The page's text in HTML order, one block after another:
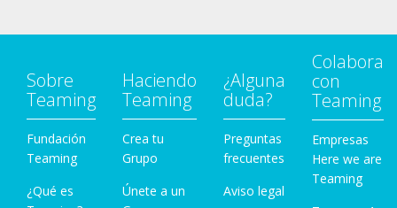
Sobre
Teaming
Fundación
Teaming
¿Qué es
Haciendo
Teaming
Crea tu
Grupo
Únete a un
¿Alguna
duda?
Preguntas
frecuentes
Aviso legal
Colabora
con
Teaming
Empresas
Here we are
Teaming